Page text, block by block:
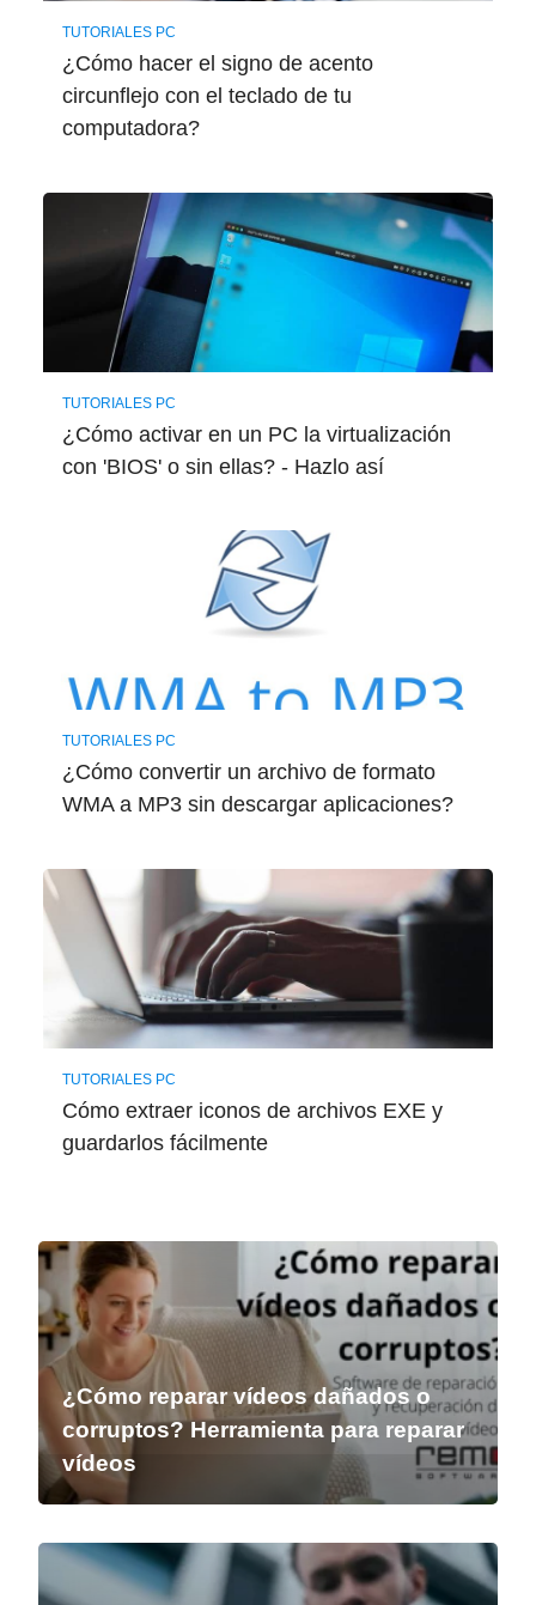
TUTORIALES PC
¿Cómo hacer el signo de acento
circunflejo con el teclado de tu
computadora?
TUTORIALES PC
¿Cómo activar en un PC la virtualización
con 'BIOS' o sin ellas? - Hazlo así
TUTORIALES PC
¿Cómo convertir un archivo de formato
WMA a MP3 sin descargar aplicaciones?
TUTORIALES PC
Cómo extraer iconos de archivos EXE y
guardarlos fácilmente
¿Cómo reparar vídeos dañados o
corruptos? Herramienta para reparar
vídeos